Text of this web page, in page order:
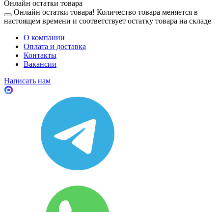
Онлайн остатки товара
Онлайн остатки товара! Количество товара меняется в
настоящем времени и соответствует остатку товара на складе
О компании
Оплата и доставка
Контакты
Вакансии
Написать нам